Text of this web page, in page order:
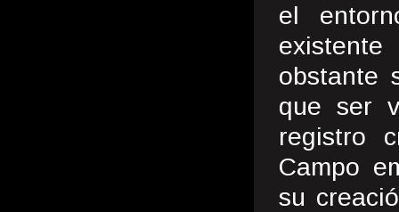
el
obstante
que ser
registro
Campo
su